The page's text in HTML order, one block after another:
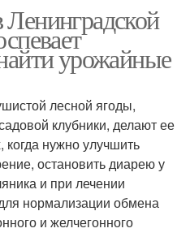
урожайные
лесной ягоды,
клубники, делают ее
когда нужно улучшить
остановить диарею у
и при лечении
нормализации обмена
и желчегонного